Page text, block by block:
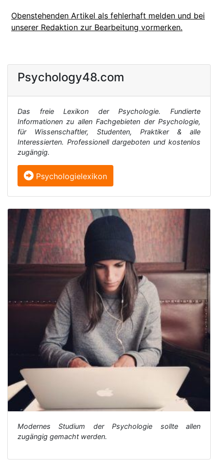
Obenstehenden Artikel als fehlerhaft melden und bei
unserer Redaktion zur Bearbeitung vormerken.
Psychology48.com
Das freie Lexikon der Psychologie. Fundierte
Informationen zu allen Fachgebieten der Psychologie,
für Wissenschaftler, Studenten, Praktiker & alle
Interessierten. Professionell dargeboten und kostenlos
zugängig.
Psychologielexikon
Modernes Studium der Psychologie sollte allen
zugängig gemacht werden.